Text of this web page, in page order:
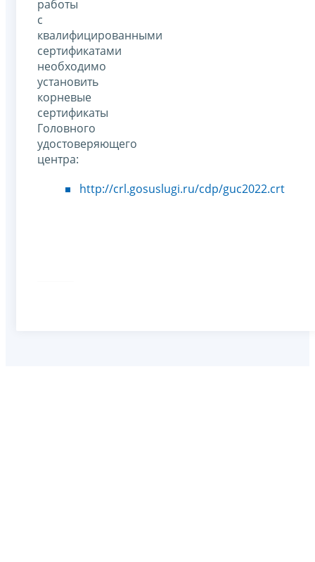
работы
с
квалифицированными
сертификатами
необходимо
установить
корневые
сертификаты
Головного
удостоверяющего
центра:
http://crl.gosuslugi.ru/cdp/guc2022.crt